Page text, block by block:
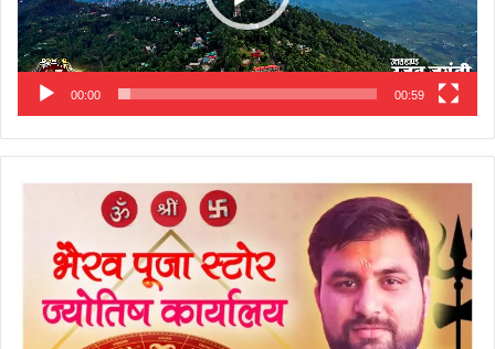
00:00 00:59